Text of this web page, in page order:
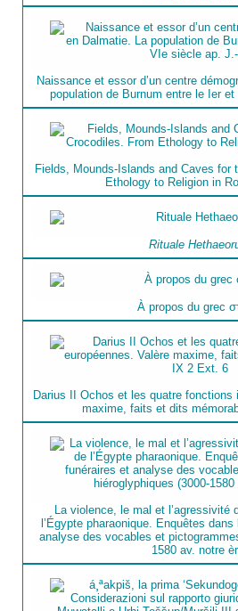
Naissance et essor d’un centre
population de Burnum entre le Ier
Fields, Mounds-Islands and Caves for
Ethology to Religion in
Rituale
À propos du grec
Darius II Ochos et les quatre fonctions
maxime, faits et dits
La violence, le mal et l’agressivité
l’Égypte pharaonique. Enquêtes
analyse des vocables et
1580 av. notre